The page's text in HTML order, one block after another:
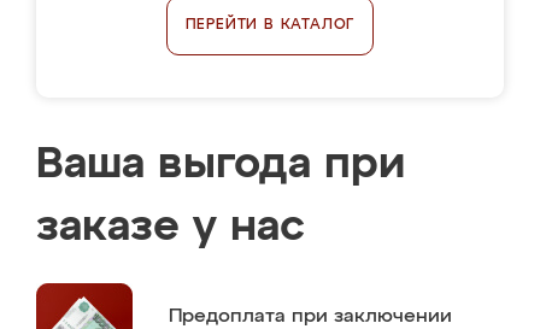
ПЕРЕЙТИ В КАТАЛОГ
Ваша выгода при
заказе у нас
Предоплата при заключении